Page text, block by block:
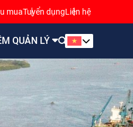
muaTuyển dụngLiên hệ
QUẢN LÝ